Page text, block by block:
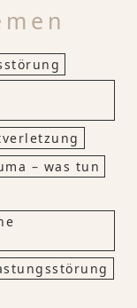
– was tun